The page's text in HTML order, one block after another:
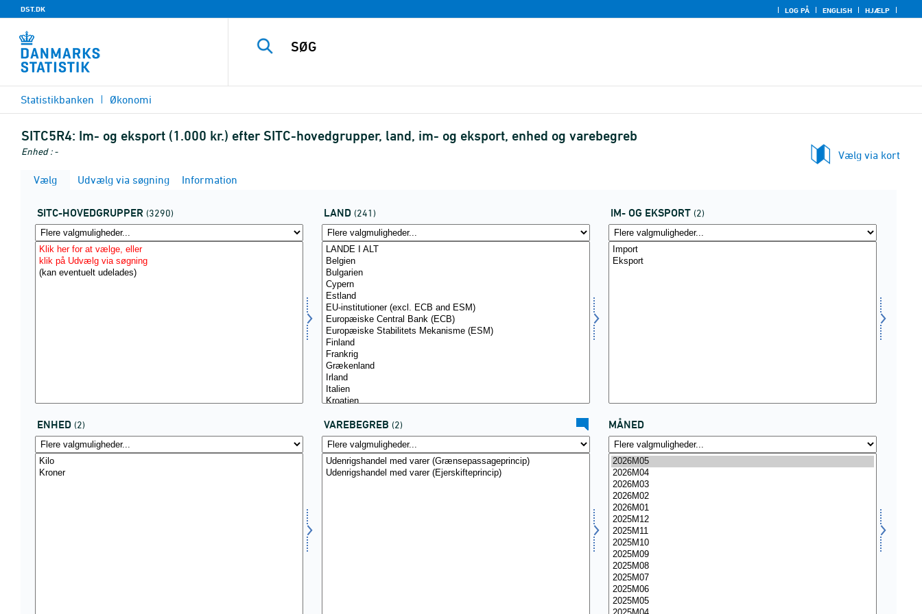
DST.DK LOG PÅ ENGLISH HJÆLP
Statistikbanken Økonomi
SITC5R4: Im- og eksport (1.000 kr.) efter SITC-hovedgrupper, land, im- og eksport, enhed og varebegreb
Enhed : -
Vælg via kort
Vælg
Udvælg via søgning Information
SITC-HOVEDGRUPPER (3290) LAND (241) IM- OG EKSPORT (2)
ENHED (2) VAREBEGREB (2) MÅNED